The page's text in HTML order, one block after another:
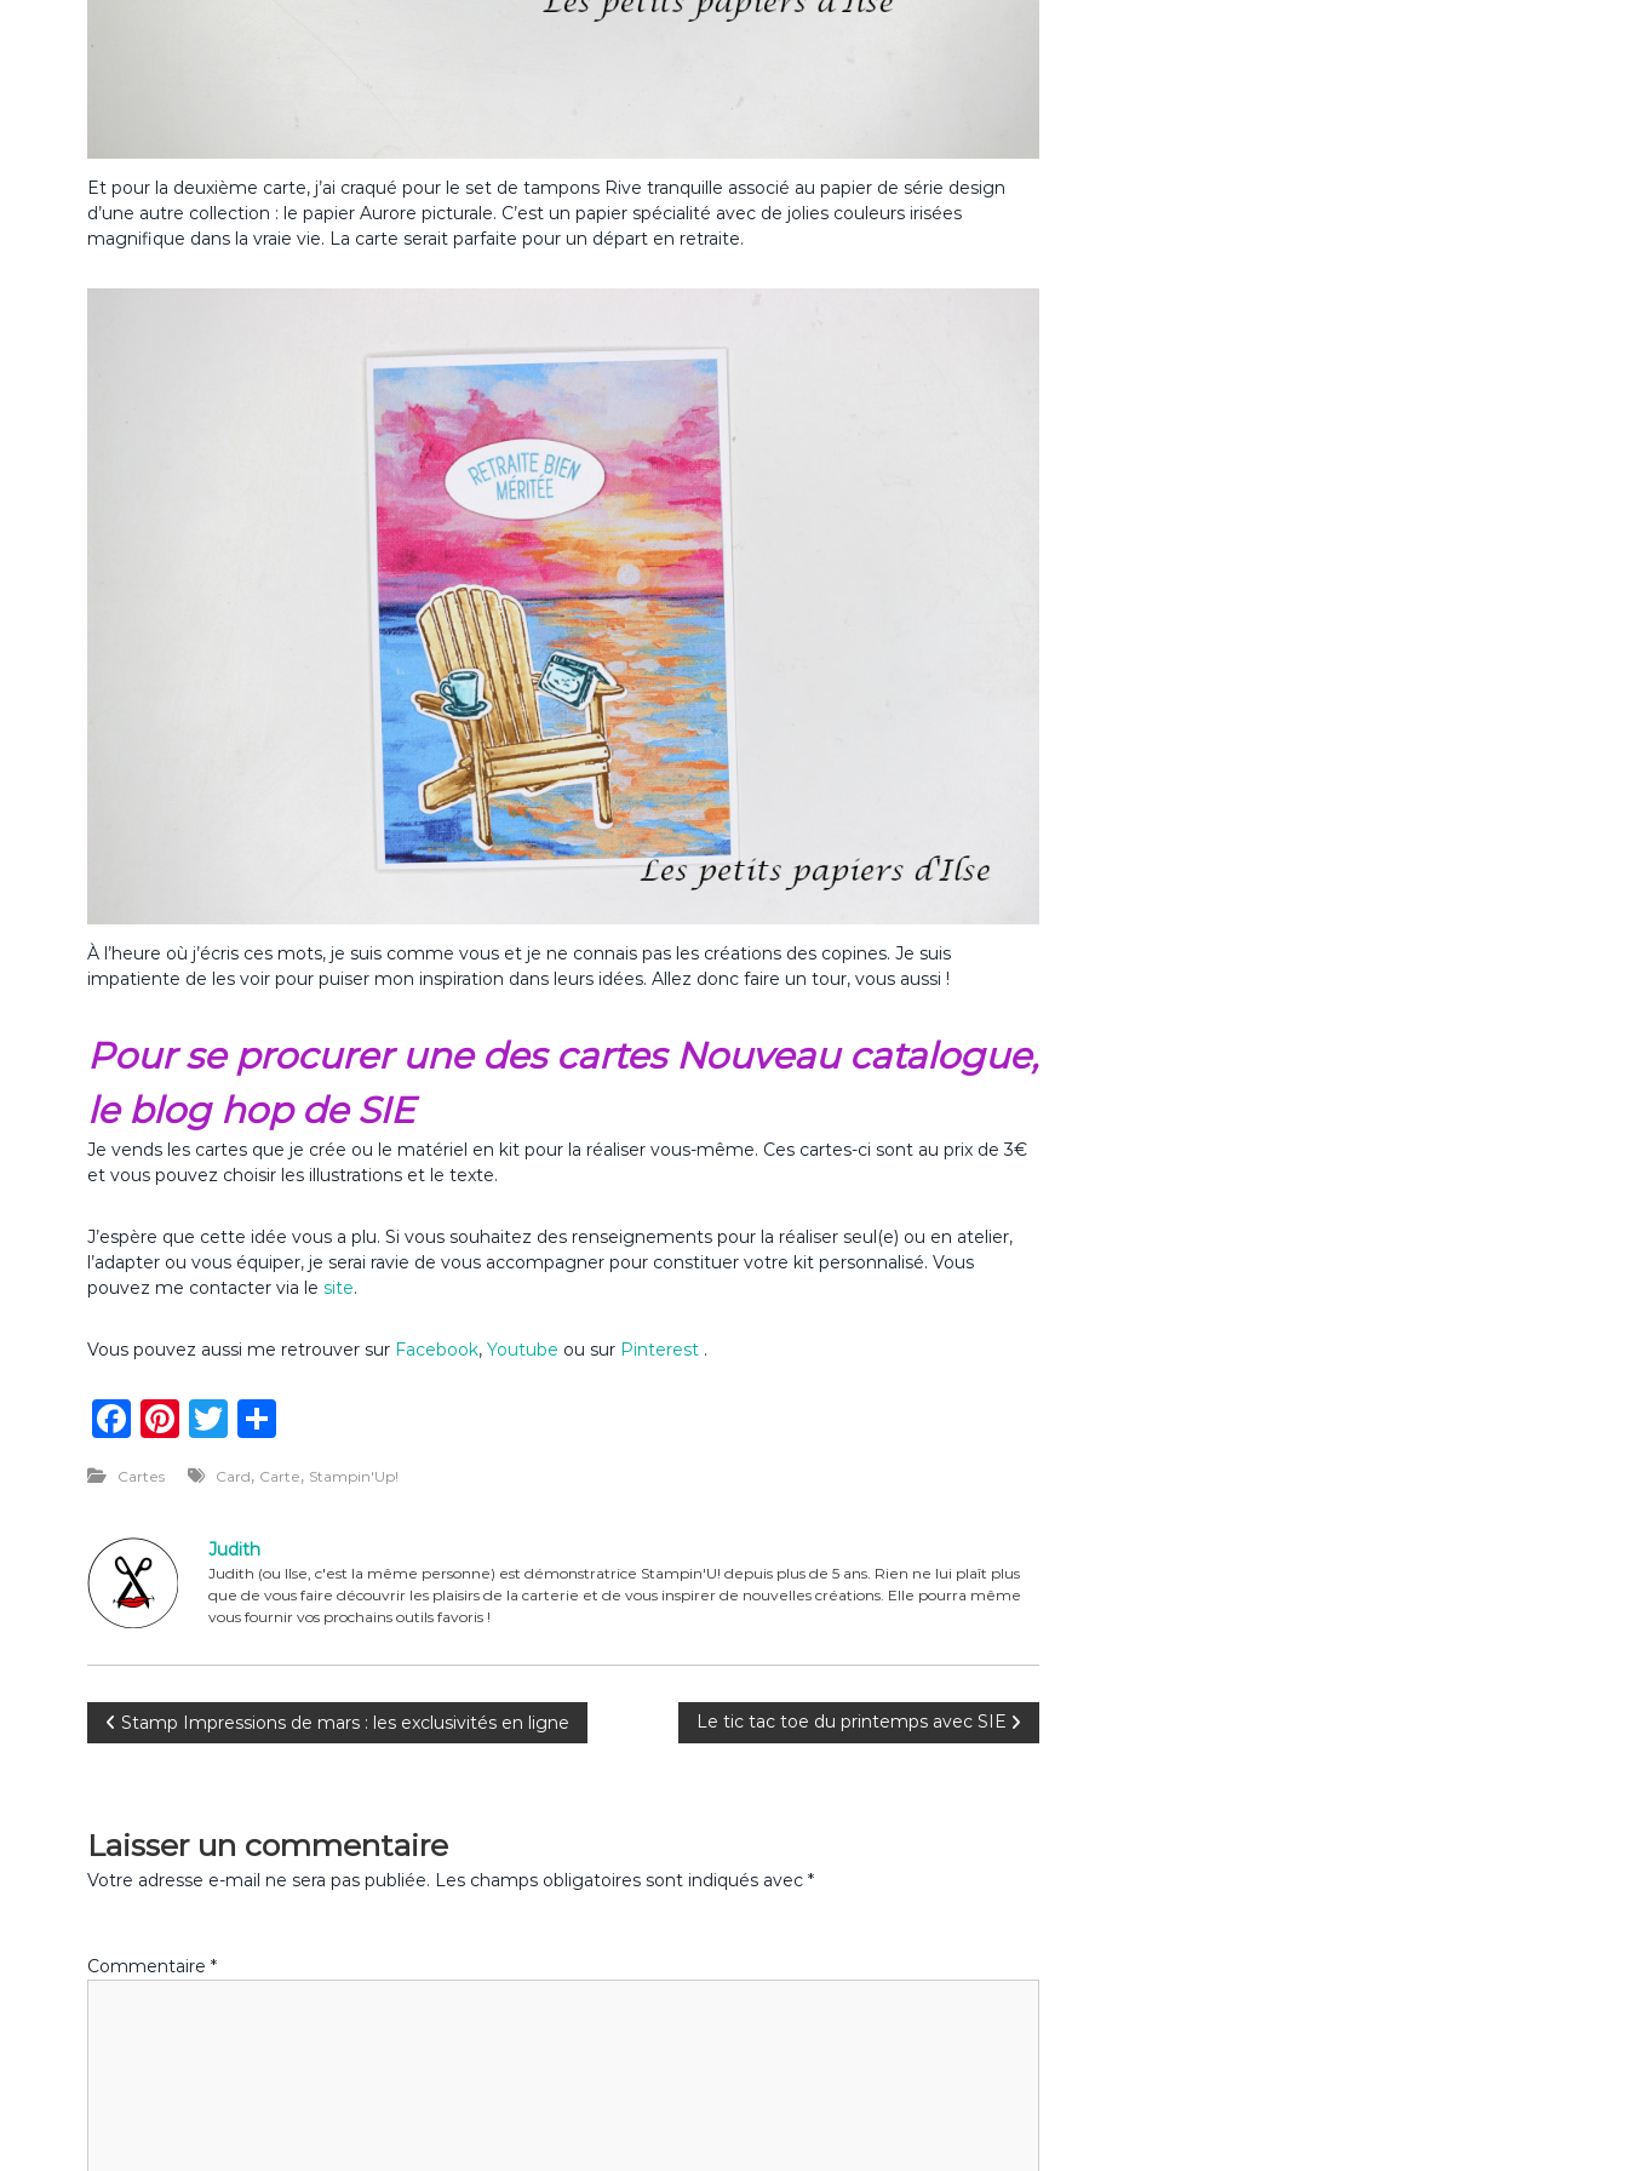
Et pour la deuxième carte, j’ai craqué pour le set de tampons Rive tranquille associé au papier de série design
d’une autre collection : le papier Aurore picturale. C’est un papier spécialité avec de jolies couleurs irisées
magnifique dans la vraie vie. La carte serait parfaite pour un départ en retraite.
À l’heure où j’écris ces mots, je suis comme vous et je ne connais pas les créations des copines. Je suis
impatiente de les voir pour puiser mon inspiration dans leurs idées. Allez donc faire un tour, vous aussi !
Pour se procurer une des cartes Nouveau catalogue,
le blog hop de SIE
Je vends les cartes que je crée ou le matériel en kit pour la réaliser vous-même. Ces cartes-ci sont au prix de 3€
et vous pouvez choisir les illustrations et le texte.
J’espère que cette idée vous a plu. Si vous souhaitez des renseignements pour la réaliser seul(e) ou en atelier,
l’adapter ou vous équiper, je serai ravie de vous accompagner pour constituer votre kit personnalisé. Vous
pouvez me contacter via le site.
Vous pouvez aussi me retrouver sur Facebook, Youtube ou sur Pinterest .
F
c
e
b
o
Pi
n
te
re
st
T
it
te
r
ta
er
Cartes Card, Carte, Stampin'Up!
Judith
Judith (ou Ilse, c'est la même personne) est démonstratrice Stampin'U! depuis plus de 5 ans. Rien ne lui plaît plus
que de vous faire découvrir les plaisirs de la carterie et de vous inspirer de nouvelles créations. Elle pourra même
vous fournir vos prochains outils favoris !
N
v
i
Stamp Impressions de mars : les exclusivités en ligne Le tic tac toe du printemps avec SIE
Laisser un commentaire
Votre adresse e-mail ne sera pas publiée. Les champs obligatoires sont indiqués avec *
Commentaire *